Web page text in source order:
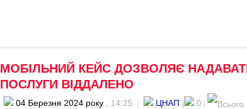
МОБІЛЬНИЙ КЕЙС ДОЗВОЛЯЄ
ПОСЛУГИ ВІДДАЛЕНО
04 Березня 2024 року , 14:25 | ЦНАП | 0 |